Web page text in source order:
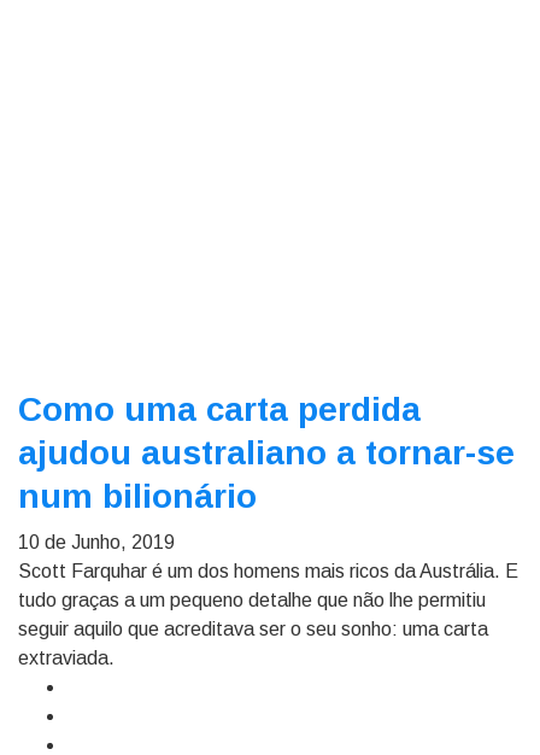
Como uma carta perdida
ajudou australiano a tornar-se
num bilionário
10 de Junho, 2019
Scott Farquhar é um dos homens mais ricos da Austrália. E
tudo graças a um pequeno detalhe que não lhe permitiu
seguir aquilo que acreditava ser o seu sonho: uma carta
extraviada.